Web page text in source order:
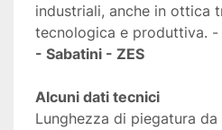
industriali, anche in ottica
tecnologica e produttiva. -
- Sabatini - ZES
Alcuni dati tecnici
Lunghezza di piegatura